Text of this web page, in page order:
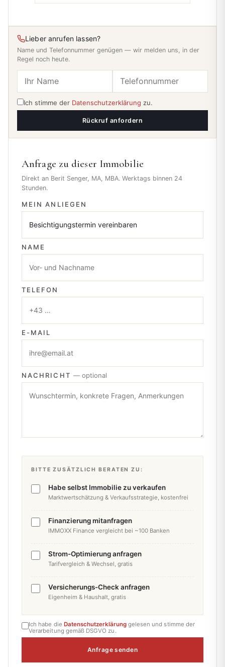
Lieber anrufen lassen?
Name und Telefonnummer genügen — wir melden uns, in der
Regel noch heute.
Ich stimme der Datenschutzerklärung zu.
Rückruf anfordern
Anfrage zu dieser Immobilie
Direkt an Berit Senger, MA, MBA. Werktags binnen 24
Stunden.
MEIN ANLIEGEN
NAME
TELEFON
E-MAIL
NACHRICHT — optional
BITTE ZUSÄTZLICH BERATEN ZU:
Habe selbst Immobilie zu verkaufen
Marktwertschätzung & Verkaufsstrategie, kostenfrei
Finanzierung mitanfragen
IMMOXX Finance vergleicht bei ~100 Banken
Strom-Optimierung anfragen
Tarifvergleich & Wechsel, gratis
Versicherungs-Check anfragen
Eigenheim & Haushalt, gratis
Ich habe die Datenschutzerklärunggelesen und stimme der
Verarbeitung gemäß DSGVO zu.
Anfrage senden